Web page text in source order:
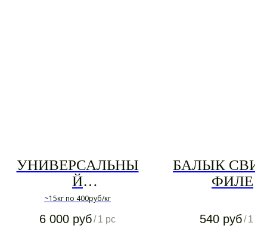
УНИВЕРСАЛЬНЫ
Й
(СВИНИНА,КУРИ
ЦА)
~15кг по 400руб/кг
6 000 руб/ 1 pc
БАЛЫК
ФИЛЕ
540 руб / 1 kg